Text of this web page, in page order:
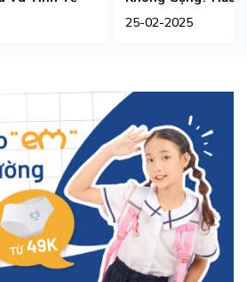
Phù Hợp Nhất
25-02-2025